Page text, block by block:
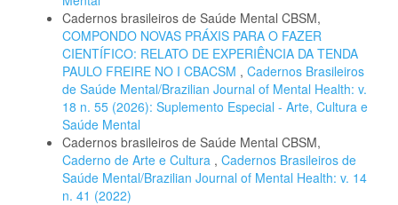
Cadernos brasileiros de Saúde Mental CBSM,
COMPONDO NOVAS PRÁXIS PARA O FAZER
CIENTÍFICO: RELATO DE EXPERIÊNCIA DA TENDA
PAULO FREIRE NO I CBACSM , Cadernos Brasileiros
de Saúde Mental/Brazilian Journal of Mental Health: v.
18 n. 55 (2026): Suplemento Especial - Arte, Cultura e
Saúde Mental
Cadernos brasileiros de Saúde Mental CBSM,
Caderno de Arte e Cultura , Cadernos Brasileiros de
Saúde Mental/Brazilian Journal of Mental Health: v. 14
n. 41 (2022)